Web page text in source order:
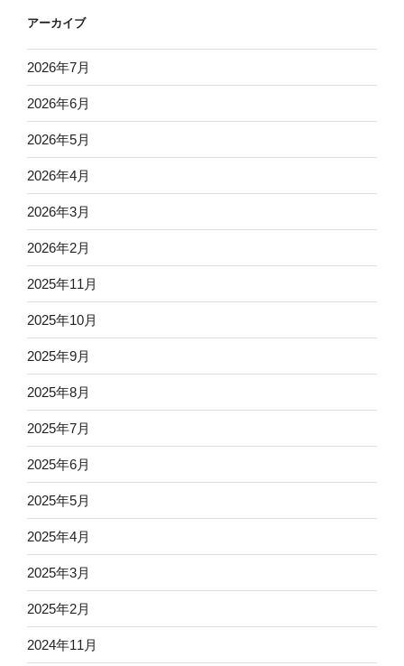
アーカイブ
2026年7月
2026年6月
2026年5月
2026年4月
2026年3月
2026年2月
2025年11月
2025年10月
2025年9月
2025年8月
2025年7月
2025年6月
2025年5月
2025年4月
2025年3月
2025年2月
2024年11月